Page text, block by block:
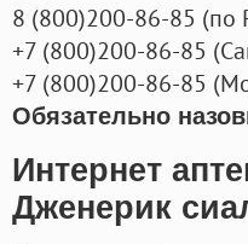
8 (800)200-86-85 (по
+7 (800)200-86-85 (
+7 (800)200-86-85 (
Обязательно
Интернет
Дженерик